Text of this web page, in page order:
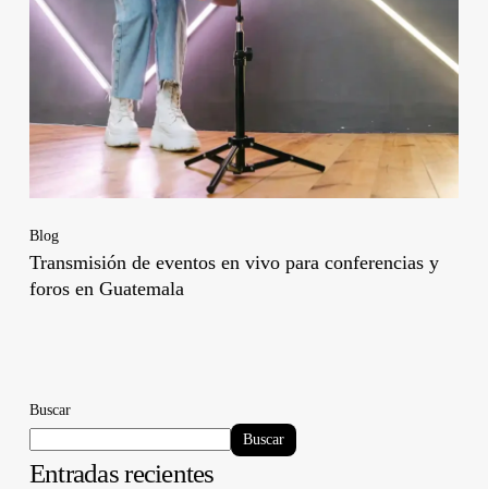
Blog
Transmisión de eventos en vivo para conferencias y
foros en Guatemala
Buscar
Buscar
Entradas recientes